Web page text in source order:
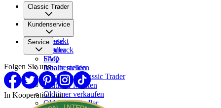
Classic Trader
Über uns
Karriere
Presse
Partner
Kundenservice
Kontakt
Feedback
FAQ
Inhalte melden
Service
Shop
Abo bestellen
Werben bei Classic Trader
Oldtimer Marken
Oldtimer verkaufen
Oldtimer Händler
Folgen Sie uns
In Kooperation mit